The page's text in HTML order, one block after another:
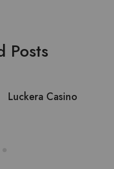
Posts
Luckera Casino